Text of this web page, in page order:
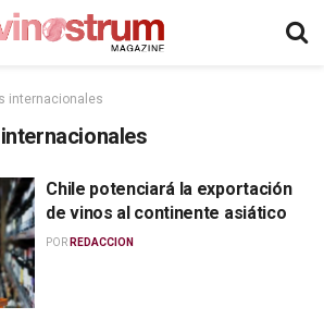
internacionales
Chile potenciará la exportación
de vinos al continente asiático
POR REDACCION